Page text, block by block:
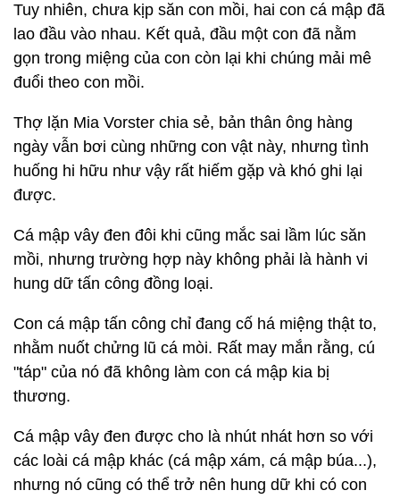
Tuy nhiên, chưa kịp săn con mồi, hai con cá mập đã
lao đầu vào nhau. Kết quả, đầu một con đã nằm
gọn trong miệng của con còn lại khi chúng mải mê
đuổi theo con mồi.
Thợ lặn Mia Vorster chia sẻ, bản thân ông hàng
ngày vẫn bơi cùng những con vật này, nhưng tình
huống hi hữu như vậy rất hiếm gặp và khó ghi lại
được.
Cá mập vây đen đôi khi cũng mắc sai lầm lúc săn
mồi, nhưng trường hợp này không phải là hành vi
hung dữ tấn công đồng loại.
Con cá mập tấn công chỉ đang cố há miệng thật to,
nhằm nuốt chửng lũ cá mòi. Rất may mắn rằng, cú
"táp" của nó đã không làm con cá mập kia bị
thương.
Cá mập vây đen được cho là nhút nhát hơn so với
các loài cá mập khác (cá mập xám, cá mập búa...),
nhưng nó cũng có thể trở nên hung dữ khi có con